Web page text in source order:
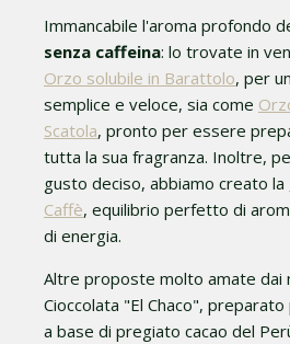
Immancabile l'aroma profondo
senza caffeina: lo trovate in
Orzo solubile in Barattolo, per
semplice e veloce, sia come
Scatola, pronto per essere
tutta la sua fragranza. Inoltre,
gusto deciso, abbiamo creato la
Caffè, equilibrio perfetto di
di energia.
Altre proposte molto amate dai
Cioccolata "El Chaco",
a base di pregiato cacao del